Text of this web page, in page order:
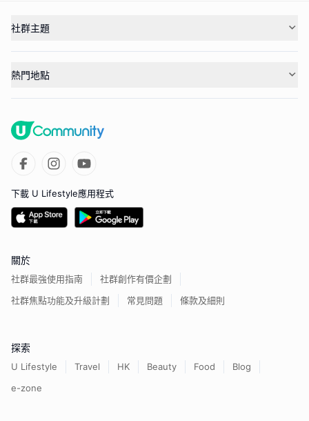
社群主題
熱門地點
下載 U Lifestyle應用程式
關於
社群最強使用指南
社群創作有價企劃
社群焦點功能及升級計劃
常見問題 條款及細則
探索
U Lifestyle Travel HK Beauty Food
Blog
e-zone